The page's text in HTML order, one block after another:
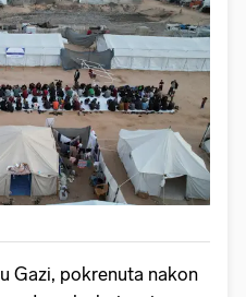
Gazi, pokrenuta nakon